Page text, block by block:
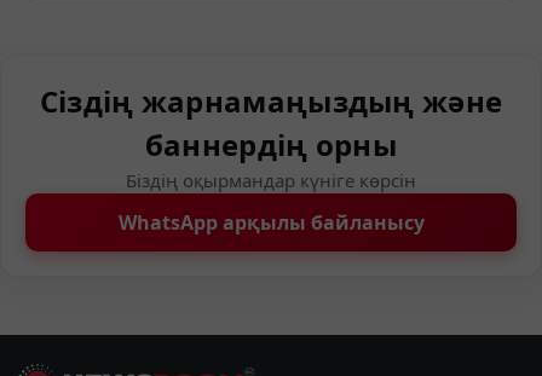
Сіздің жарнамаңыздың және
баннердің орны
Біздің оқырмандар күніге көрсін
WhatsApp арқылы байланысу